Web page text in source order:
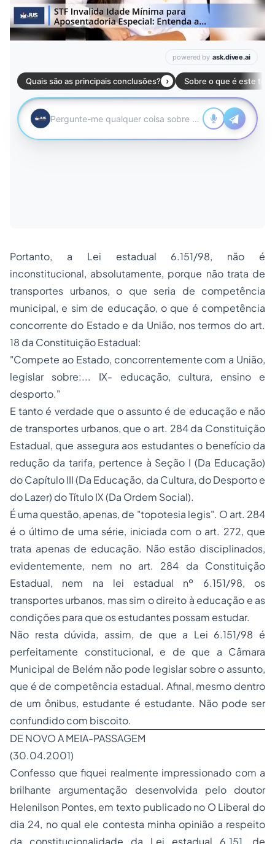
Portanto, a Lei estadual 6.151/98, não é
inconstitucional, absolutamente, porque não trata de
transportes urbanos, o que seria de competência
municipal, e sim de educação, o que é competência
concorrente do Estado e da União, nos termos do art.
18 da Constituição Estadual:
"Compete ao Estado, concorrentemente com a União,
legislar sobre:... IX- educação, cultura, ensino e
desporto."
E tanto é verdade que o assunto é de educaçãoe não
de transportes urbanos, que o art. 284 da Constituição
Estadual, que assegura aos estudantes o benefício da
redução da tarifa, pertence à Seção I (Da Educação)
do Capítulo III (Da Educação, da Cultura, do Desporto e
do Lazer) do Título IX (Da Ordem Social).
É uma questão, apenas, de "topotesia legis". O art. 284
é o último de uma série, iniciada com o art. 272, que
trata apenas de educação. Não estão disciplinados,
evidentemente, nem no art. 284 da Constituição
Estadual, nem na lei estadual nº 6.151/98, os
transportes urbanos, mas sim o direito à educação e as
condições para que os estudantes possam estudar.
Não resta dúvida, assim, de que a Lei 6.151/98 é
perfeitamente constitucional, e de que a Câmara
Municipal de Belém não pode legislar sobre o assunto,
que é de competência estadual. Afinal, mesmo dentro
de um ônibus, estudante é estudante. Não pode ser
confundido com biscoito.
DE NOVO A MEIA-PASSAGEM
(30.04.2001)
Confesso que fiquei realmente impressionado com a
brilhante argumentação desenvolvida pelo doutor
Helenilson Pontes, em texto publicado no O Liberal do
dia 24, no qual ele contesta minha opinião a respeito
da constitucionalidade da Lei estadual 6.151, de